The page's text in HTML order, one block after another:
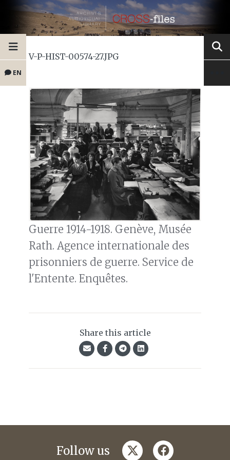
EN
V-P-HIST-00574-27.JPG
Guerre 1914-1918. Genève, Musée
Rath. Agence internationale des
prisonniers de guerre. Service de
l'Entente. Enquêtes.
Share this article
Follow us twitterfacebook